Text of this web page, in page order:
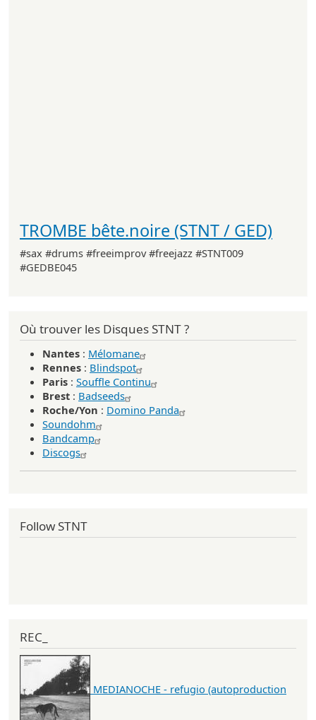
TROMBE bête.noire (STNT / GED)
#sax #drums #freeimprov #freejazz #STNT009
#GEDBE045
Où trouver les Disques STNT ?
Nantes : Mélomane
Rennes : Blindspot
Paris : Souffle Continu
Brest : Badseeds
Roche/Yon : Domino Panda
Soundohm
Bandcamp
Discogs
Follow STNT
REC_
MEDIANOCHE - refugio (autoproduction